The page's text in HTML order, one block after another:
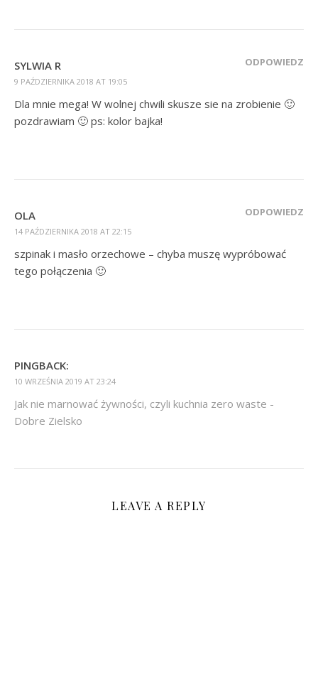
SYLWIA R
9 PAŹDZIERNIKA 2018 AT 19:05
ODPOWIEDZ
Dla mnie mega! W wolnej chwili skusze sie na zrobienie 🙂
pozdrawiam 🙂 ps: kolor bajka!
OLA
14 PAŹDZIERNIKA 2018 AT 22:15
ODPOWIEDZ
szpinak i masło orzechowe – chyba muszę wypróbować
tego połączenia 🙂
PINGBACK:
10 WRZEŚNIA 2019 AT 23:24
Jak nie marnować żywności, czyli kuchnia zero waste -
Dobre Zielsko
LEAVE A REPLY